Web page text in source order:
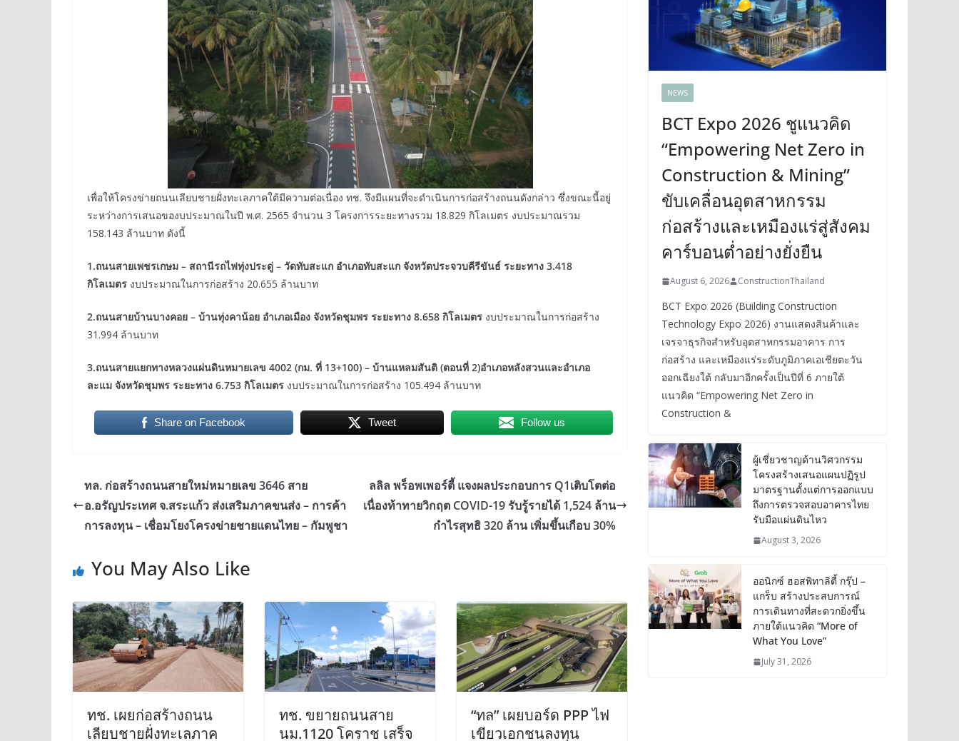
เพื่อให้โครงข่ายถนนเลียบชายฝั่งทะเลภาคใต้มีความต่อเนื่อง ทช. จึงมีแผนที่จะดำเนินการก่อสร้างถนนดังกล่าว ซึ่งขณะนี้อยู่
ระหว่างการเสนอของบประมาณในปี พ.ศ. 2565 จำนวน 3 โครงการระยะทางรวม 18.829 กิโลเมตร งบประมาณรวม
158.143 ล้านบาท ดังนี้
1.ถนนสายเพชรเกษม – สถานีรถไฟทุ่งประดู่ – วัดทับสะแก อำเภอทับสะแก จังหวัดประจวบคีรีขันธ์ ระยะทาง 3.418
กิโลเมตร งบประมาณในการก่อสร้าง 20.655 ล้านบาท
2.ถนนสายบ้านบางคอย – บ้านทุ่งคาน้อย อำเภอเมือง จังหวัดชุมพร ระยะทาง 8.658 กิโลเมตร งบประมาณในการก่อสร้าง
31.994 ล้านบาท
3.ถนนสายแยกทางหลวงแผ่นดินหมายเลข 4002 (กม. ที่ 13+100) – บ้านแหลมสันติ (ตอนที่ 2)อำเภอหลังสวนและอำเภอ
ละแม จังหวัดชุมพร ระยะทาง 6.753 กิโลเมตร งบประมาณในการก่อสร้าง 105.494 ล้านบาท
Share on Facebook Tweet Follow us
ทล. ก่อสร้างถนนสายใหม่หมายเลข 3646 สาย
อ.อรัญประเทศ จ.สระแก้ว ส่งเสริมภาคขนส่ง – การค้า
การลงทุน – เชื่อมโยงโครงข่ายชายแดนไทย – กัมพูชา
ลลิล พร็อพเพอร์ตี้ แจงผลประกอบการ Q1เติบโตต่อ
เนื่องท้าทายวิกฤต COVID-19 รับรู้รายได้ 1,524 ล้าน
กำไรสุทธิ 320 ล้าน เพิ่มขึ้นเกือบ 30%
You May Also Like
ทช. เผยก่อสร้างถนน
เลียบชายฝั่งทะเลภาค
ทช. ขยายถนนสาย
นม.1120 โคราช เสร็จ
“ทล” เผยบอร์ด PPP ไฟ
เขียวเอกชนลงทุน
NEWS
BCT Expo 2026 ชูแนวคิด
“Empowering Net Zero in
Construction & Mining”
ขับเคลื่อนอุตสาหกรรม
ก่อสร้างและเหมืองแร่สู่สังคม
คาร์บอนต่ำอย่างยั่งยืน
August 6, 2026 ConstructionThailand
BCT Expo 2026 (Building Construction
Technology Expo 2026) งานแสดงสินค้าและ
เจรจาธุรกิจสำหรับอุตสาหกรรมอาคาร การ
ก่อสร้าง และเหมืองแร่ระดับภูมิภาคเอเชียตะวัน
ออกเฉียงใต้ กลับมาอีกครั้งเป็นปีที่ 6 ภายใต้
แนวคิด “Empowering Net Zero in
Construction &
ผู้เชี่ยวชาญด้านวิศวกรรม
โครงสร้างเสนอแผนปฏิรูป
มาตรฐานตั้งแต่การออกแบบ
ถึงการตรวจสอบอาคารไทย
รับมือแผ่นดินไหว
August 3, 2026
ออนิกซ์ ฮอสพิทาลิตี้ กรุ๊ป –
แกร็บ สร้างประสบการณ์
การเดินทางที่สะดวกยิ่งขึ้น
ภายใต้แนวคิด “More of
What You Love”
July 31, 2026